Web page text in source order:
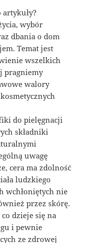
artykuły?
wybór
dbania o dom
Temat jest
wszelkich
pragniemy
walory
do pielęgnacji
składniki
uwagę
cera ma zdolność
ludzkiego
wchłoniętych nie
przez skórę.
dzieje się na
i pewnie
ze zdrowej